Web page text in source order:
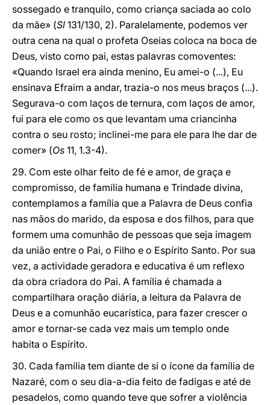
sossegado e tranquilo, como criança saciada ao colo
da mãe» (Sl 131/130, 2). Paralelamente, podemos ver
outra cena na qual o profeta Oseias coloca na boca de
Deus, visto como pai, estas palavras comoventes:
«Quando Israel era ainda menino, Eu amei-o (...), Eu
ensinava Efraim a andar, trazia-o nos meus braços (...).
Segurava-o com laços de ternura, com laços de amor,
fui para ele como os que levantam uma criancinha
contra o seu rosto; inclinei-me para ele para lhe dar de
comer» (Os 11, 1.3-4).
29. Com este olhar feito de fé e amor, de graça e
compromisso, de família humana e Trindade divina,
contemplamos a família que a Palavra de Deus confia
nas mãos do marido, da esposa e dos filhos, para que
formem uma comunhão de pessoas que seja imagem
da união entre o Pai, o Filho e o Espírito Santo. Por sua
vez, a actividade geradora e educativa é um reflexo
da obra criadora do Pai. A família é chamada a
compartilhara oração diária, a leitura da Palavra de
Deus e a comunhão eucarística, para fazer crescer o
amor e tornar-se cada vez mais um templo onde
habita o Espírito.
30. Cada família tem diante de si o ícone da família de
Nazaré, com o seu dia-a-dia feito de fadigas e até de
pesadelos, como quando teve que sofrer a violência